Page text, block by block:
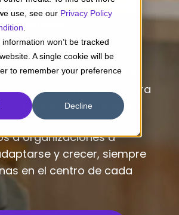
use, see our Privacy Policy
won’t be tracked
A single cookie will be
to remember your preference
Decline
de la gente
empresas.
valores sólidos y una
en el poder de la
y la innovación para
positivo y duradero.
a organizaciones a
y crecer, siempre
en el centro de cada